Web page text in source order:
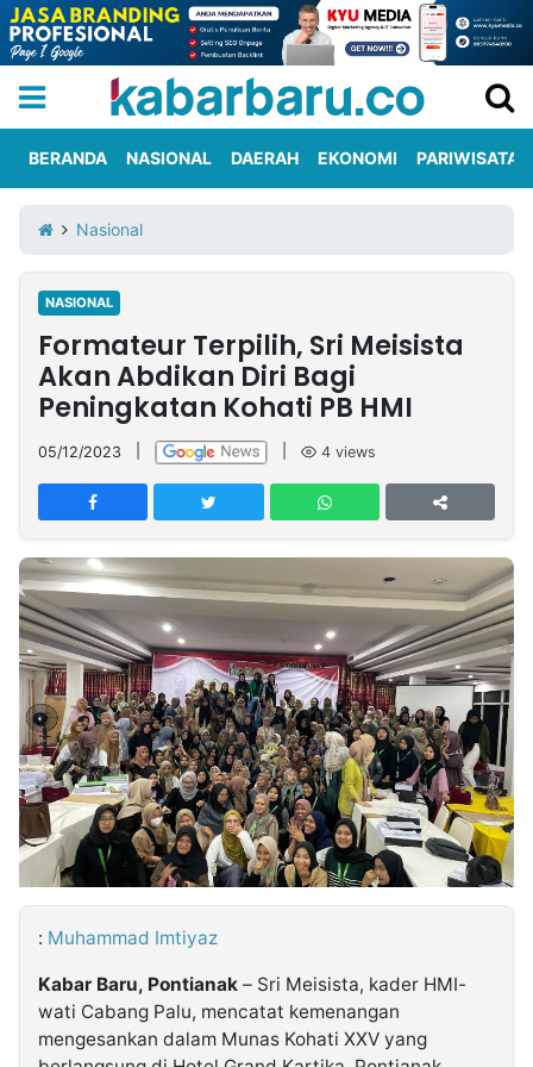
Iklan
Berita
Kami
Nasional
International
Olahraga
Entertainment
Daerah
Pariwisata
Kuliner
Kolom
Network
PT
TREETAN
INDONESIA
Partner
Insight
NTB
Suara
Time
Lens
IDN
Daily
Jogja
Jalan
Rakyat
Idealita
News
Kita
Notice
Dinamikapost.com
Radar
Baru
Seedbacklink
Follow
Kabarbaru
BERANDA NASIONAL DAERAH EKONOMI PARIWISATA
Nasional
NASIONAL
Formateur Terpilih, Sri Meisista
Akan Abdikan Diri Bagi
Peningkatan Kohati PB HMI
05/12/2023 4 views
: Muhammad Imtiyaz
Kabar Baru, Pontianak – Sri Meisista, kader HMI-
wati Cabang Palu, mencatat kemenangan
mengesankan dalam Munas Kohati XXV yang